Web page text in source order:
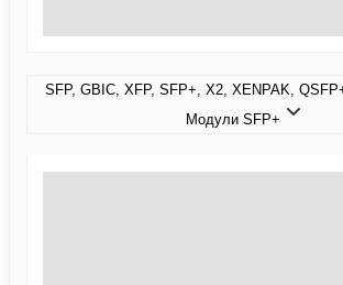
SFP, GBIC, XFP, SFP+, X2, XENPAK,
Модули SFP+